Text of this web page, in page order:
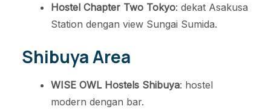
Hostel Chapter Two Tokyo: dekat Asakusa
Station dengan view Sungai Sumida.
Shibuya Area
WISE OWL Hostels Shibuya: hostel
modern dengan bar.